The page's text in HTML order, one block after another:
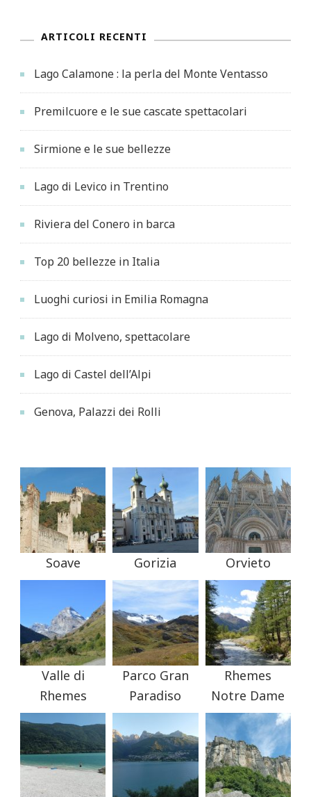
ARTICOLI RECENTI
Lago Calamone : la perla del Monte Ventasso
Premilcuore e le sue cascate spettacolari
Sirmione e le sue bellezze
Lago di Levico in Trentino
Riviera del Conero in barca
Top 20 bellezze in Italia
Luoghi curiosi in Emilia Romagna
Lago di Molveno, spettacolare
Lago di Castel dell’Alpi
Genova, Palazzi dei Rolli
Soave Gorizia Orvieto
Valle di
Rhemes
Parco Gran
Paradiso
Rhemes
Notre Dame